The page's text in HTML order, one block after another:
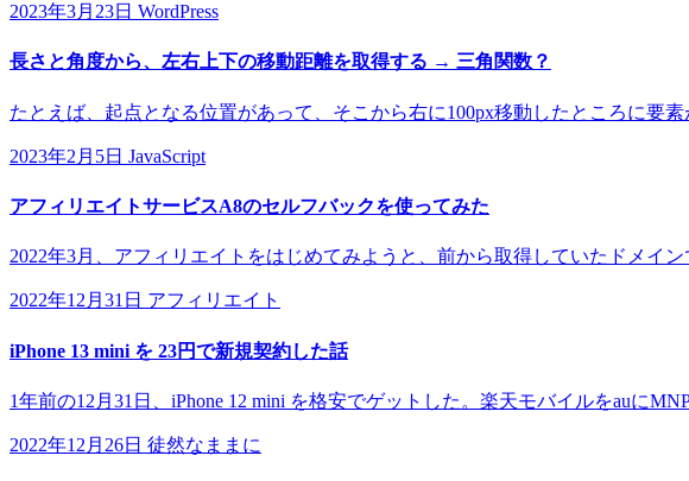
2023年3月23日 WordPress
長さと角度から、左右上下の移動距離を取得する → 三角関数？
たとえば、起点となる位置があって、そこから右に100px移動したところに要
2023年2月5日 JavaScript
アフィリエイトサービスA8のセルフバックを使ってみた
2022年3月、アフィリエイトをはじめてみようと、前から取得していたドメイ
2022年12月31日 アフィリエイト
iPhone 13 mini を 23円で新規契約した話
1年前の12月31日、iPhone 12 mini を格安でゲットした。楽天モバイルをauに
2022年12月26日 徒然なままに